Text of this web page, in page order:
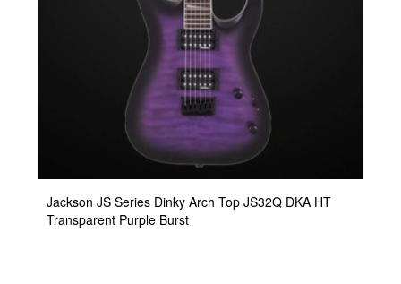
Jackson JS Series Dinky Arch Top JS32Q DKA HT
Transparent Purple Burst